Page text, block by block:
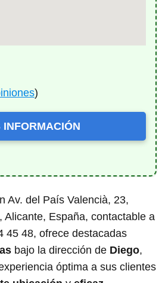
)
INFORMACIÓN
Av. del País Valencià, 23,
Alicante, España, contactable a
45 48, ofrece destacadas
bajo la dirección de Diego,
óptima a sus clientes